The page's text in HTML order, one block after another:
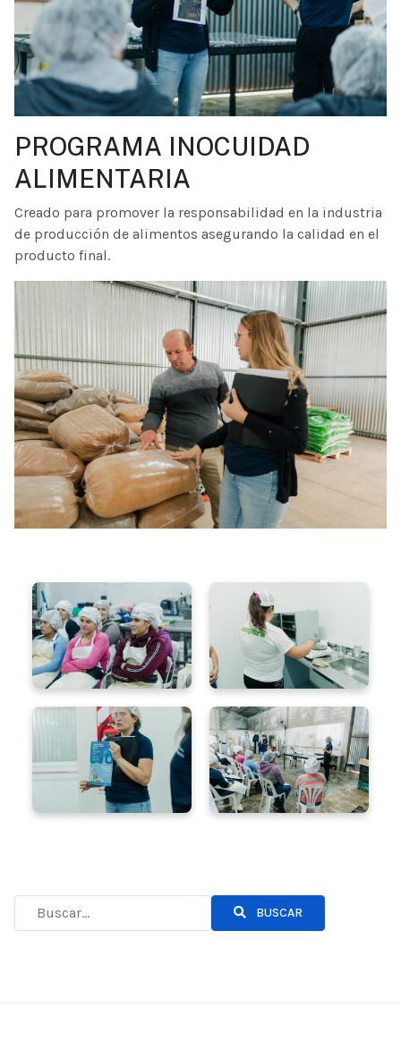
PROGRAMA INOCUIDAD
ALIMENTARIA
Creado para promover la responsabilidad en la industria
de producción de alimentos asegurando la calidad en el
producto final.
BUSCAR